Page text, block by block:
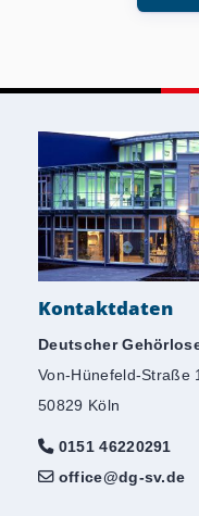
Kontaktdaten
Deutscher
Von-Hünefeld-Straße
50829 Köln
0151 46220291
office@dg-sv.de